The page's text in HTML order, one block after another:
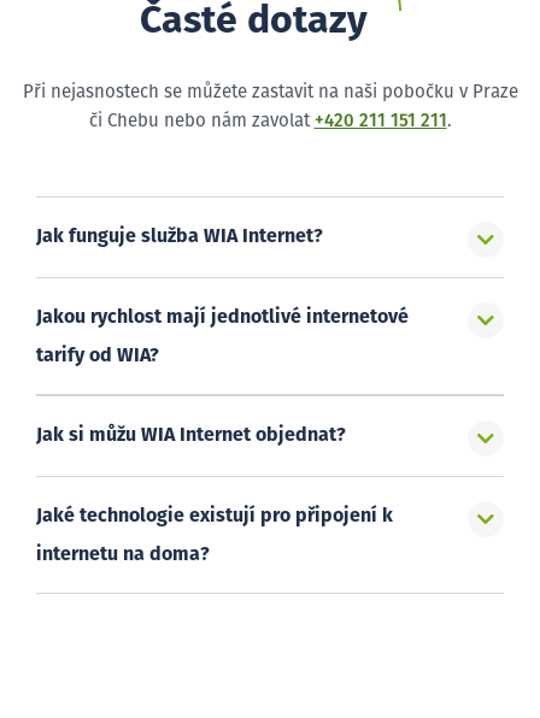
Časté dotazy
Při nejasnostech se můžete zastavit na naši pobočku v Praze
či Chebu nebo nám zavolat +420 211 151 211 .
Jak funguje služba WIA Internet?
Jakou rychlost mají jednotlivé internetové
tarify od WIA?
Jak si můžu WIA Internet objednat?
Jaké technologie existují pro připojení k
internetu na doma?